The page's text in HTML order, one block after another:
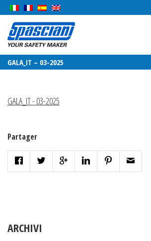
GALA_IT – 03-2025
GALA_IT - 03-2025
Partager
ARCHIVI